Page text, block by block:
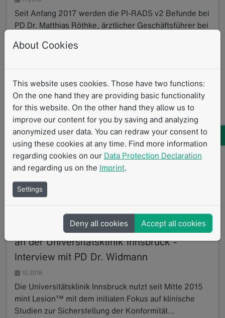
Seit Anfang 2017 werden die PI-RADS v2 Befunde bei
PD Dr. Matthias Röthke, ärztlicher Geschäftsführer bei
Read more
Pankreas-Staging in der klinischen Routine
an der Universitätsklinik Innsbruck -
Interview mit PD Dr. Widmann
10.2018
Die Universitätsklinik Innsbruck nutzt seit Mitte 2015
mint Lesion™ mit dem initialen Fokus auf klinische
Studien zur Sicherstellung der Konformität…
About Cookies
This website uses cookies. Those have two functions:
On the one hand they are providing basic functionality
for this website. On the other hand they allow us to
improve our content for you by saving and analyzing
anonymized user data. You can redraw your consent to
using these cookies at any time. Find more information
regarding cookies on our Data Protection Declaration
and regarding us on the Imprint.
Settings
Deny all cookies Accept all cookies